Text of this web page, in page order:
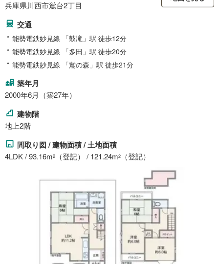
兵庫県川西市鴬台2丁目
交通
能勢電鉄妙見線 「鼓滝」駅 徒歩12分
能勢電鉄妙見線 「多田」駅 徒歩20分
能勢電鉄妙見線 「鴬の森」駅 徒歩21分
築年月
2000年6月（築27年）
建物階
地上2階
間取り図 / 建物面積 / 土地面積
4LDK / 93.16m2 （登記） / 121.24m2 （登記）